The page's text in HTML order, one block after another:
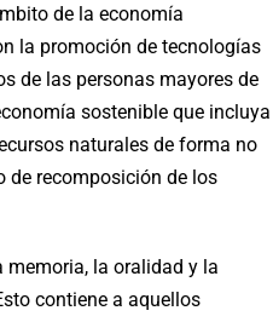
de la economía
la promoción de tecnologías
de las personas mayores de
sostenible que incluya
naturales de forma no
de recomposición de los
memoria, la oralidad y la
contiene a aquellos